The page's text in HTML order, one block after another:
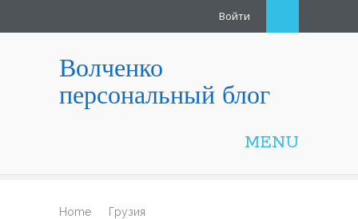
Войти
Волченко
персональный блог
MENU
Home Грузия